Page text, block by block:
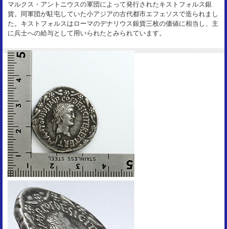
26mm
重 量：
11.86g
RSC2
状 態：
VF+ toned
マルクス・アントニウスの軍団によって発行されたキストフォルス銀
貨。同軍団が駐屯していた小アジアの古代都市エフェソスで造られまし
た。キストフォルスはローマのデナリウス銀貨三枚の価値に相当し、主
に兵士への給与として用いられたとみられています。